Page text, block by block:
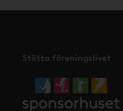
Stötta föreningslivet